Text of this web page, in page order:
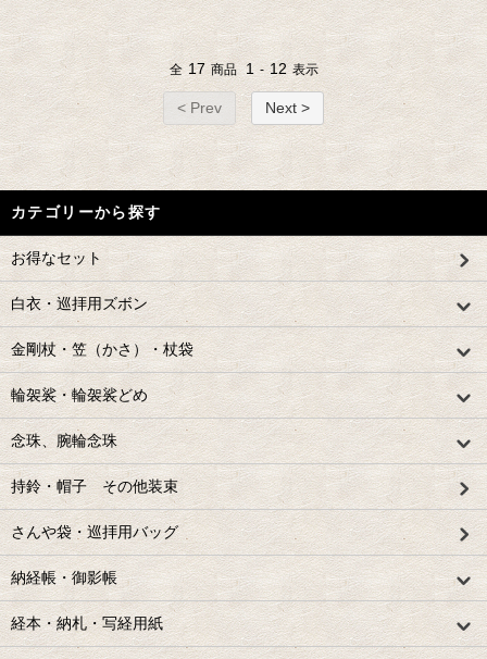
全 17 商品 1 - 12 表示
< Prev Next >
カテゴリーから探す
お得なセット
白衣・巡拝用ズボン
金剛杖・笠（かさ）・杖袋
輪袈裟・輪袈裟どめ
念珠、腕輪念珠
持鈴・帽子 その他装束
さんや袋・巡拝用バッグ
納経帳・御影帳
経本・納札・写経用紙